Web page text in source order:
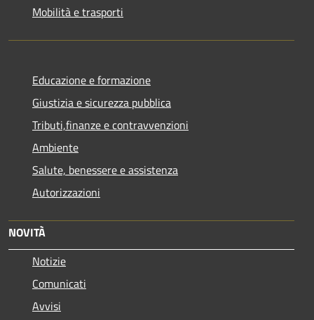
Mobilità e trasporti
Educazione e formazione
Giustizia e sicurezza pubblica
Tributi,finanze e contravvenzioni
Ambiente
Salute, benessere e assistenza
Autorizzazioni
NOVITÀ
Notizie
Comunicati
Avvisi